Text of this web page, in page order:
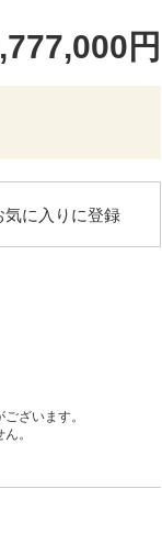
円
気に入りに登録
ざいます。
。